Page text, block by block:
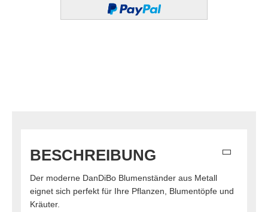
BESCHREIBUNG
Der moderne DanDiBo Blumenständer aus Metall
eignet sich perfekt für Ihre Pflanzen, Blumentöpfe und
Kräuter.